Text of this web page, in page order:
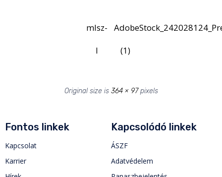
mlsz-
l
(1)
Original size is 364 × 97pixels
Fontos linkek
Kapcsolat
Karrier
Kapcsolódó linkek
ÁSZF
Adatvédelem